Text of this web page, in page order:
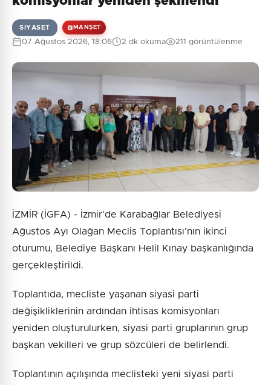
Gönder
SIYASET MANŞET
07 Ağustos 2026, 18:06 2 dk okuma 211 görüntülenme
İZMİR (İGFA) - İzmir'de Karabağlar Belediyesi
Ağustos Ayı Olağan Meclis Toplantısı'nın ikinci
oturumu, Belediye Başkanı Helil Kınay başkanlığında
gerçekleştirildi.
Toplantıda, mecliste yaşanan siyasi parti
değişikliklerinin ardından ihtisas komisyonları
yeniden oluşturulurken, siyasi parti gruplarının grup
başkan vekilleri ve grup sözcüleri de belirlendi.
Toplantının açılışında meclisteki yeni siyasi parti